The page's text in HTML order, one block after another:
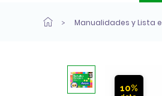
Manualidades y Lista
10%